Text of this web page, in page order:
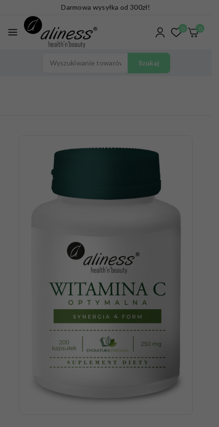
Darmowa wysyłka od 300zł!
0 0
Szukaj